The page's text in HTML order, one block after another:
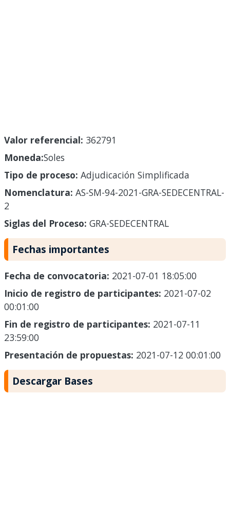
Valor referencial: 362791
Moneda:Soles
Tipo de proceso: Adjudicación Simplificada
Nomenclatura: AS-SM-94-2021-GRA-SEDECENTRAL-
2
Siglas del Proceso: GRA-SEDECENTRAL
Fechas importantes
Fecha de convocatoria: 2021-07-01 18:05:00
Inicio de registro de participantes: 2021-07-02
00:01:00
Fin de registro de participantes: 2021-07-11
23:59:00
Presentación de propuestas: 2021-07-12 00:01:00
Descargar Bases